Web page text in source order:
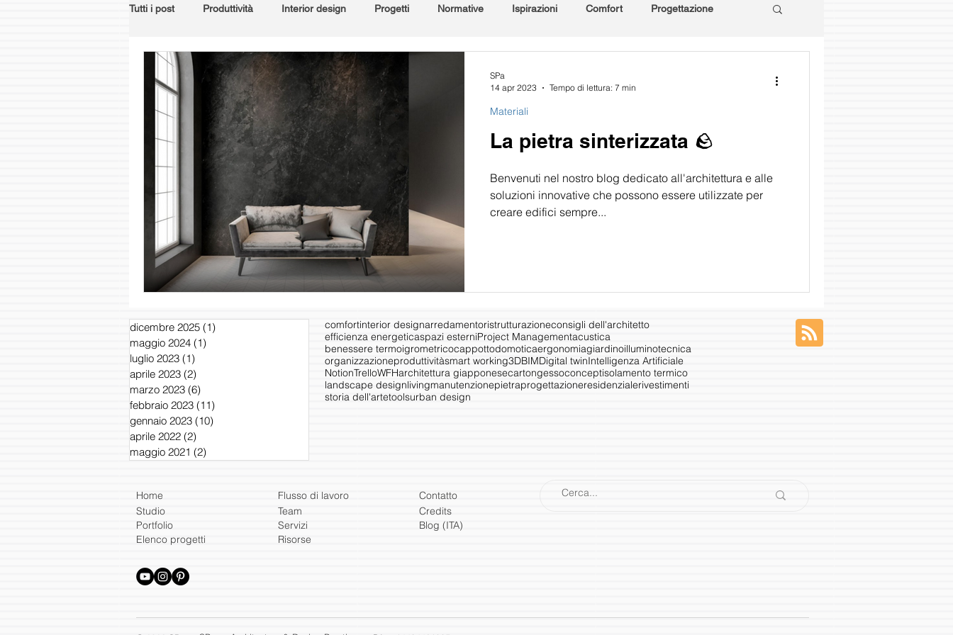
Tutti i post Produttività Interior design Progetti Normative Ispirazioni Comfort Progettazione
Tools Landscape Materiali Sicurezza
La pietra sinterizzata 🪨
Benvenuti nel nostro blog dedicato all'architettura e alle
soluzioni innovative che possono essere utilizzate per
creare edifici sempre...
Materiali
SPa
14 apr 2023
Tempo di lettura: 7 min
dicembre 2025 (1)
maggio 2024 (1)
luglio 2023 (1)
aprile 2023 (2)
marzo 2023 (6)
febbraio 2023 (11)
gennaio 2023 (10)
aprile 2022 (2)
maggio 2021 (2)
comfortinterior designarredamentoristrutturazioneconsigli dell'architetto
efficienza energeticaspazi esterniProject Managementacustica
benessere termoigrometricocappottodomoticaergonomiagiardinoilluminotecnica
organizzazioneproduttivitàsmart working3DBIMDigital twinIntelligenza Artificiale
NotionTrelloWFHarchitettura giapponesecartongessoconceptisolamento termico
landscape designlivingmanutenzionepietraprogettazioneresidenzialerivestimenti
storia dell'artetoolsurban design
Home Flusso di lavoro
Portfolio
Team
Elenco progetti
Servizi
Contatto
Risorse
Blog (ITA)
Credits
Studio